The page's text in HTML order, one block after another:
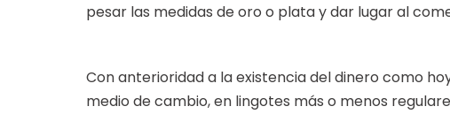
pesar las medidas de oro o plata y dar lugar al
Con anterioridad a la existencia del dinero como
medio de cambio, en lingotes más o menos